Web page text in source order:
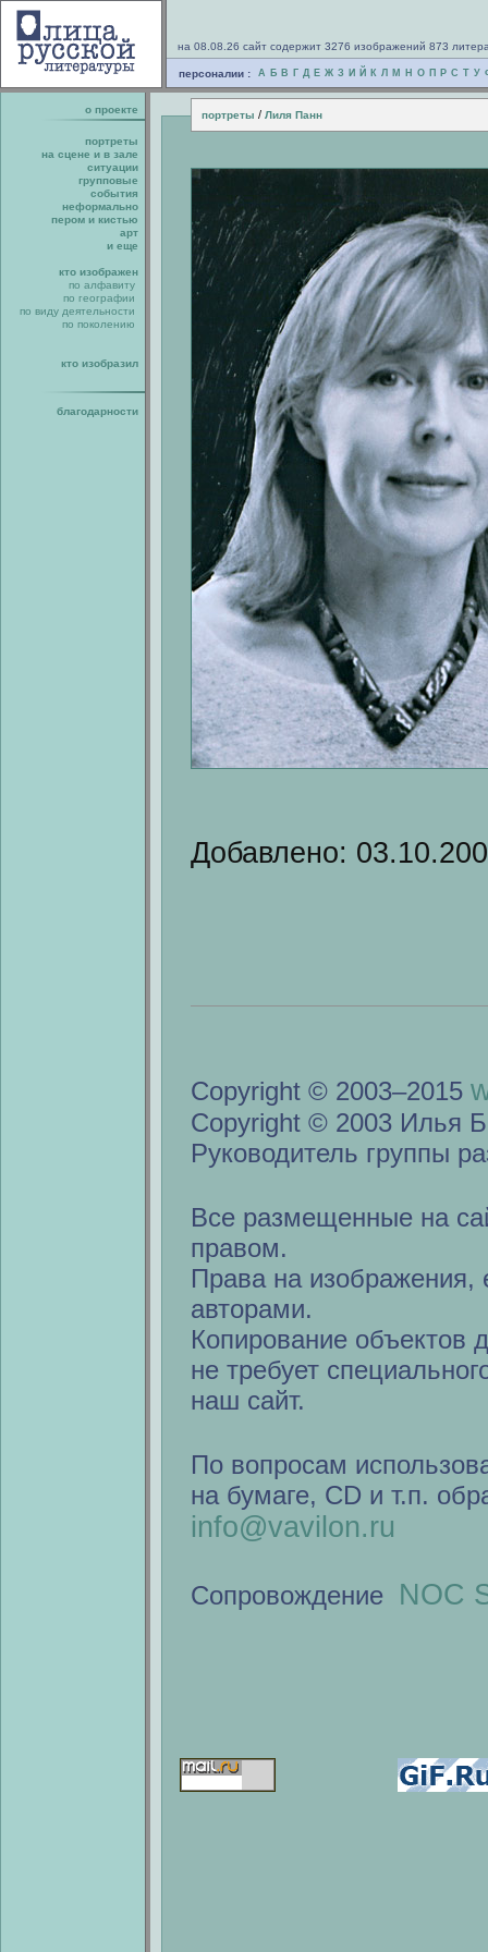
на 08.08.26 сайт содержит 3276 изображений 873
персоналии : А Б В Г Д Е Ж З И Й К Л М Н О П Р С Т У
о проекте портреты / Лиля Панн
портреты
на сцене и в зале
ситуации
групповые
события
неформально
пером и кистью
арт
и еще
кто изображен
по алфавиту
по географии
по виду деятельности
по поколению
кто изобразил
благодарности
Добавлено:
Copyright © 2003–2015
Copyright © 2003 Илья
Руководитель группы
Все размещенные на
правом.
Права на изображения,
авторами.
Копирование объектов
не требует
наш сайт.
По вопросам
на бумаге, CD и т.п.
info@vavilon.ru
Сопровождение NOC